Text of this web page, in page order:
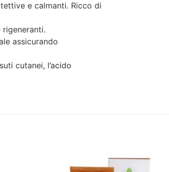
e calmanti. Ricco di
rigeneranti.
assicurando
cutanei, l’acido